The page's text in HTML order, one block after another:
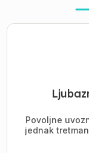
Povoljne
jednak